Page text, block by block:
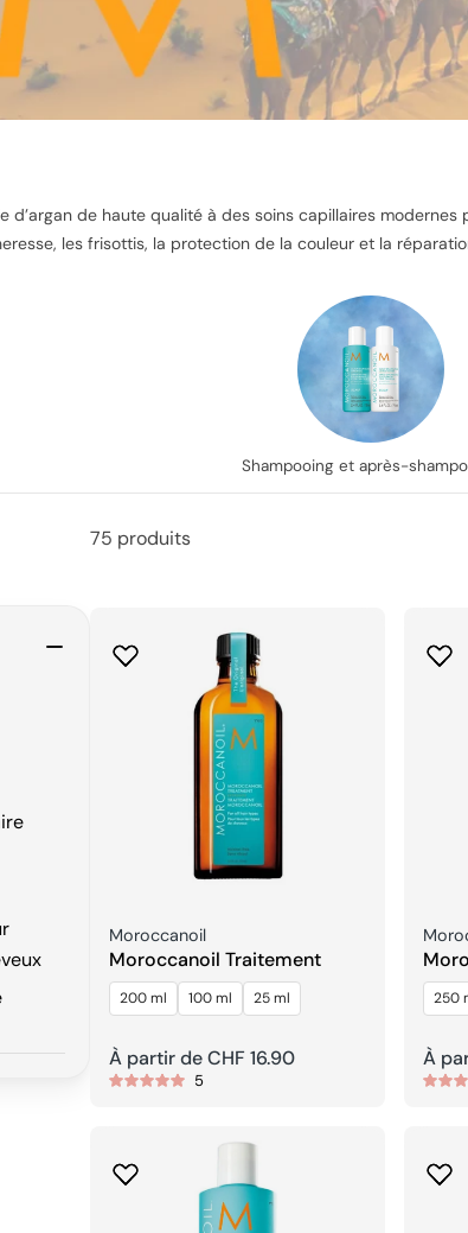
d’argan de haute qualité à des soins capillaires
les frisottis, la protection de la couleur et la
Shampooing et après-
75 produits
Fournisseur:
Moroccanoil
Moroccanoil Traitement
200 ml 100 ml 25 ml
Prix
À partir de CHF 16.90
5
250
Prix
À